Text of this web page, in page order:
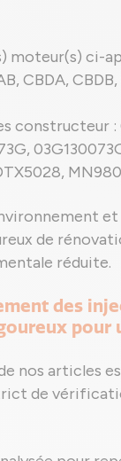
ci-
CBDA,
constructeur
de
réduite.
des
nos articles
de